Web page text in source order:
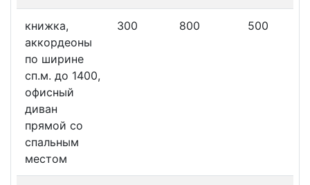
книжка,
аккордеоны
по ширине
сп.м. до 1400,
офисный
диван
прямой со
спальным
местом
300 800 500